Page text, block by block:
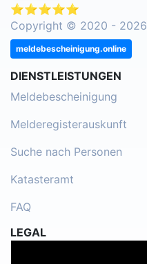
⭐⭐⭐⭐⭐
Copyright © 2020 - 2026
meldebescheinigung.online
DIENSTLEISTUNGEN
Meldebescheinigung
Melderegisterauskunft
Suche nach Personen
Katasteramt
FAQ
LEGAL